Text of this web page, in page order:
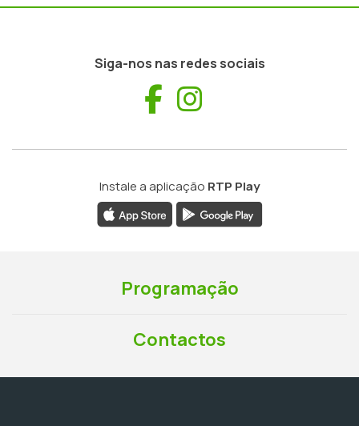
Siga-nos nas redes sociais
Facebook
Instale a aplicação RTP Play
Programação
Contactos